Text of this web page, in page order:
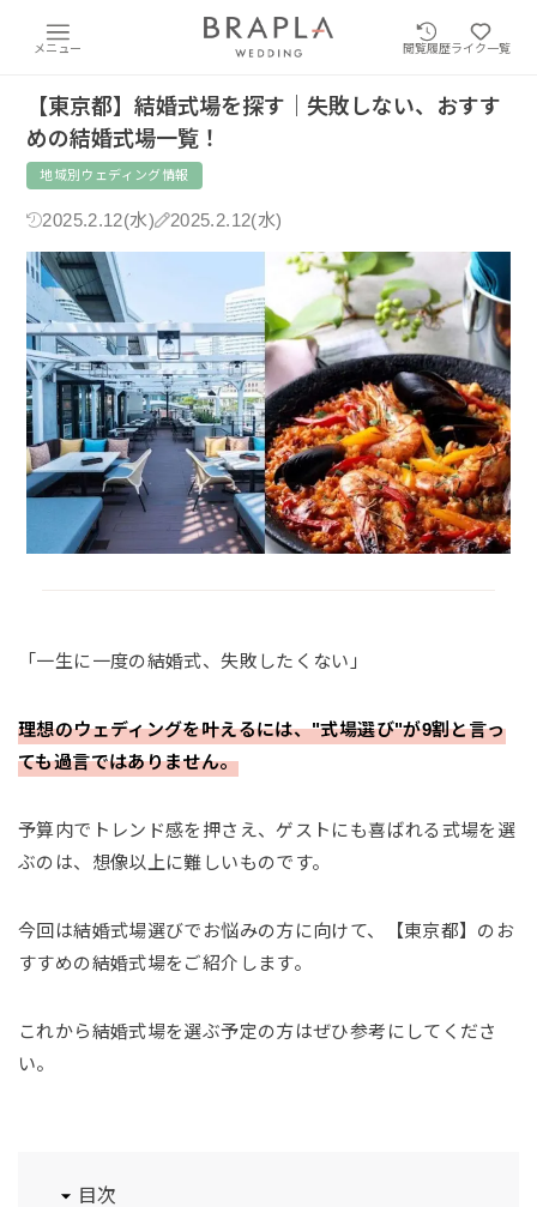
メニュー 閲覧履歴ライク一覧
【東京都】結婚式場を探す｜失敗しない、おすす
めの結婚式場一覧！
地域別ウェディング情報
2025.2.12(水) 2025.2.12(水)
「一生に一度の結婚式、失敗したくない」
理想のウェディングを叶えるには、"式場選び"が9割と言っ
ても過言ではありません。
予算内でトレンド感を押さえ、ゲストにも喜ばれる式場を選
ぶのは、想像以上に難しいものです。
今回は結婚式場選びでお悩みの方に向けて、【東京都】のお
すすめの結婚式場をご紹介します。
これから結婚式場を選ぶ予定の方はぜひ参考にしてくださ
い。
目次